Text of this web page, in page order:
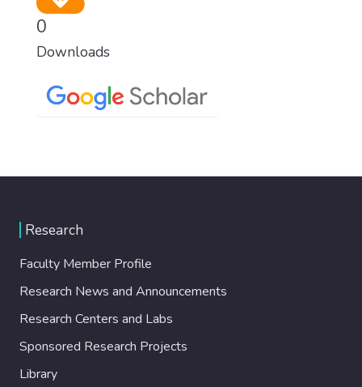
0
Downloads
Research
Faculty Member Profile
Research News and Announcements
Research Centers and Labs
Sponsored Research Projects
Library